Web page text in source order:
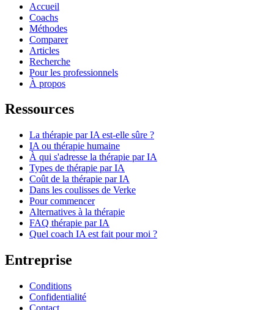
Accueil
Coachs
Méthodes
Comparer
Articles
Recherche
Pour les professionnels
À propos
Ressources
La thérapie par IA est-elle sûre ?
IA ou thérapie humaine
À qui s'adresse la thérapie par IA
Types de thérapie par IA
Coût de la thérapie par IA
Dans les coulisses de Verke
Pour commencer
Alternatives à la thérapie
FAQ thérapie par IA
Quel coach IA est fait pour moi ?
Entreprise
Conditions
Confidentialité